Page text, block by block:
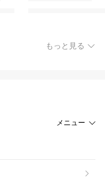
もっと見る
メニュー